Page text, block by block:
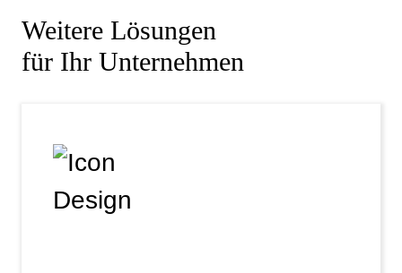
Weitere Lösungen
für Ihr Unternehmen